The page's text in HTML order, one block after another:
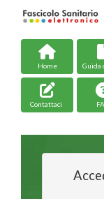
Home Guida
Contattaci